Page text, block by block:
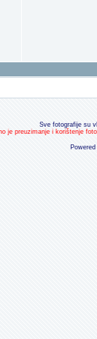
Sve fotografije su
je preuzimanje i korištenje